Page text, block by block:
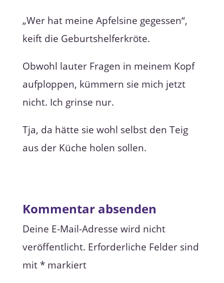
„Wer hat meine Apfelsine gegessen“,
keift die Geburtshelferkröte.
Obwohl lauter Fragen in meinem Kopf
aufploppen, kümmern sie mich jetzt
nicht. Ich grinse nur.
Tja, da hätte sie wohl selbst den Teig
aus der Küche holen sollen.
Kommentar absenden
Deine E-Mail-Adresse wird nicht
veröffentlicht. Erforderliche Felder sind
mit *markiert